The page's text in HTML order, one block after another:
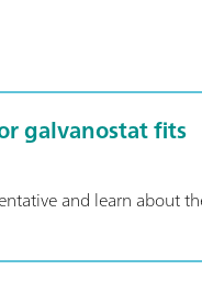
galvanostat fits
and learn about